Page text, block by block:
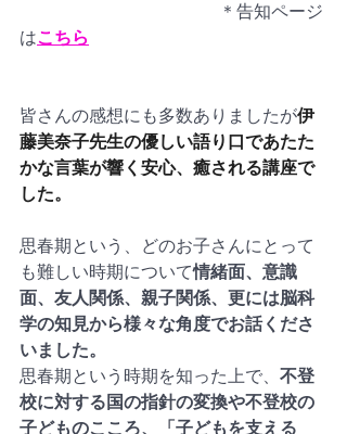
＊告知ページ
はこちら
皆さんの感想にも多数ありましたが伊
藤美奈子先生の優しい語り口であたた
かな言葉が響く安心、癒される講座で
した。
思春期という、どのお子さんにとって
も難しい時期について情緒面、意識
面、友人関係、親子関係、更には脳科
学の知見から様々な角度でお話くださ
いました。
思春期という時期を知った上で、 不登
校に対する国の指針の変換や不登校の
子どものこころ、「子どもを支える